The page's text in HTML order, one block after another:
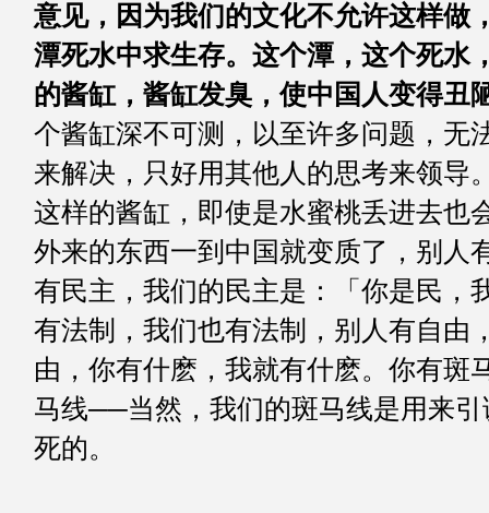
意见，因为我们的文化不允许这样做
潭死水中求生存。这个潭，这个死水
的酱缸，酱缸发臭，使中国人变得丑
个酱缸深不可测，以至许多问题，无
来解决，只好用其他人的思考来领导
这样的酱缸，即使是水蜜桃丢进去也
外来的东西一到中国就变质了，别人
有民主，我们的民主是：「你是民，
有法制，我们也有法制，别人有自由
由，你有什麽，我就有什麽。你有斑
马线──当然，我们的斑马线是用来
死的。